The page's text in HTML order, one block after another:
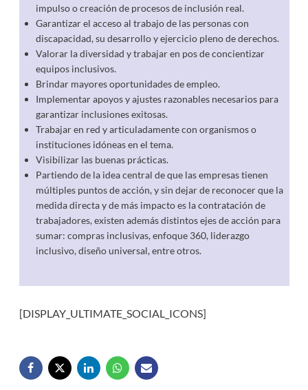
impulso o creación de procesos de inclusión real.
Garantizar el acceso al trabajo de las personas con
discapacidad, su desarrollo y ejercicio pleno de derechos.
Valorar la diversidad y trabajar en pos de concientizar
equipos inclusivos.
Brindar mayores oportunidades de empleo.
Implementar apoyos y ajustes razonables necesarios para
garantizar inclusiones exitosas.
Trabajar en red y articuladamente con organismos o
instituciones idóneas en el tema.
Visibilizar las buenas prácticas.
Partiendo de la idea central de que las empresas tienen
múltiples puntos de acción, y sin dejar de reconocer que la
medida directa y de más impacto es la contratación de
trabajadores, existen además distintos ejes de acción para
sumar: compras inclusivas, enfoque 360, liderazgo
inclusivo, diseño universal, entre otros.
[DISPLAY_ULTIMATE_SOCIAL_ICONS]